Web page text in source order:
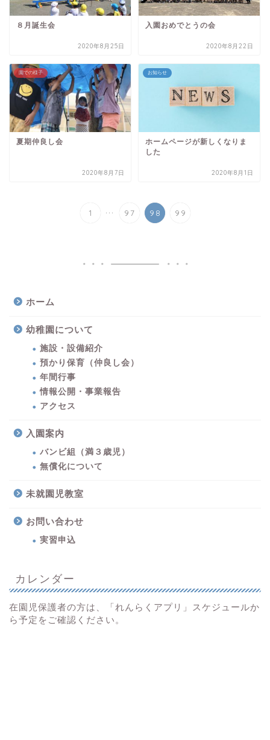
８月誕生会
2020年8月25日
入園おめでとうの会
2020年8月22日
園での様子
夏期仲良し会
2020年8月7日
お知らせ
ホームページが新しくなりま
した
2020年8月1日
1 ... 97 98 99
ホーム
幼稚園について
施設・設備紹介
預かり保育（仲良し会）
年間行事
情報公開・事業報告
アクセス
入園案内
バンビ組（満３歳児）
無償化について
未就園児教室
お問い合わせ
実習申込
カレンダー
在園児保護者の方は、「れんらくアプリ」スケジュールか
ら予定をご確認ください。